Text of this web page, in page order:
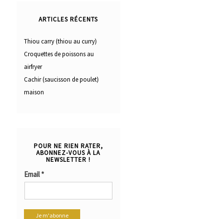
ARTICLES RÉCENTS
Thiou carry (thiou au curry)
Croquettes de poissons au
airfryer
Cachir (saucisson de poulet)
maison
POUR NE RIEN RATER,
ABONNEZ-VOUS À LA
NEWSLETTER !
Email*